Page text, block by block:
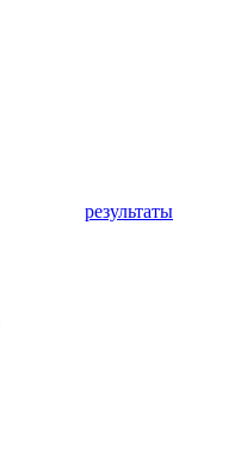
результаты